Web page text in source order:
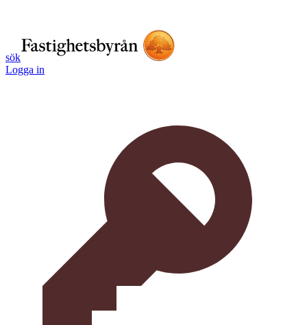
sök
Logga in